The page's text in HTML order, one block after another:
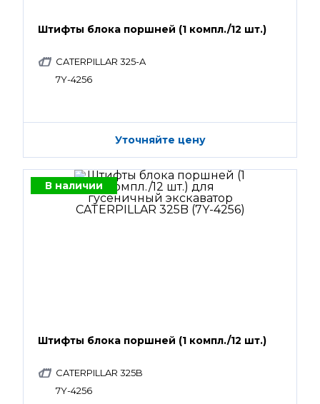
Штифты блока поршней (1 компл./12 шт.)
CATERPILLAR 325-A
7Y-4256
Уточняйте цену
В наличии
Штифты блока поршней (1 компл./12 шт.)
CATERPILLAR 325B
7Y-4256